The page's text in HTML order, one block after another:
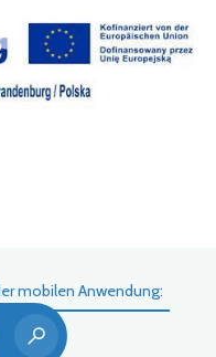
mobilen Anwendung: